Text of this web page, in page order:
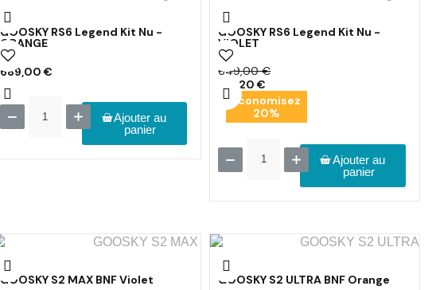
GOOSKY RS6 Legend Kit Nu -
ORANGE
689,00 €
Ajouter au
panier
GOOSKY RS6 Legend Kit Nu -
VIOLET
649,00 €
519,20 €
Économisez
20%
Ajouter au
panier
GOOSKY S2 MAX BNF Violet GOOSKY S2 ULTRA BNF Orange